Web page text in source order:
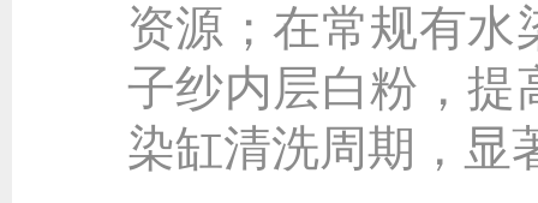
资源；在常规有水
子纱内层白粉，提
染缸清洗周期，显